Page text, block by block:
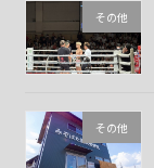
その他
その他